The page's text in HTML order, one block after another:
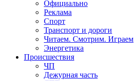
Официально
Реклама
Спорт
Транспорт и дороги
Читаем. Смотрим. Играем
Энергетика
Происшествия
ЧП
Дежурная часть